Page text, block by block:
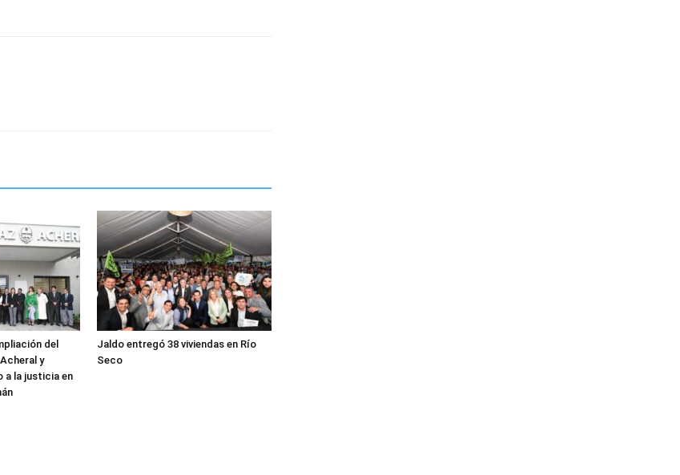
del
y
la justicia en
Jaldo entregó 38 viviendas en Río
Seco